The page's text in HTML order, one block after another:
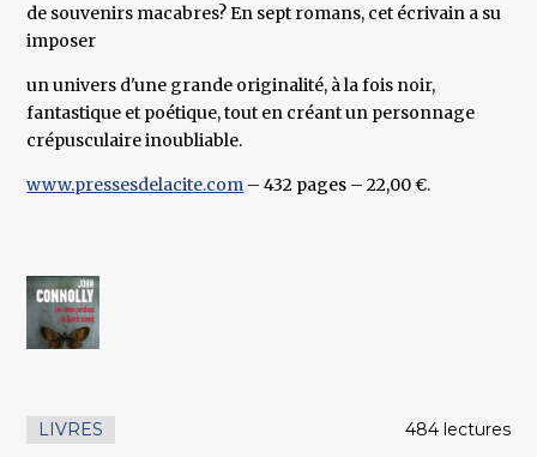
de souvenirs macabres? En sept romans, cet écrivain a su
imposer
un univers d'une grande originalité, à la fois noir,
fantastique et poétique, tout en créant un personnage
crépusculaire inoubliable.
www.pressesdelacite.com – 432 pages – 22,00 €.
LIVRES 484 lectures